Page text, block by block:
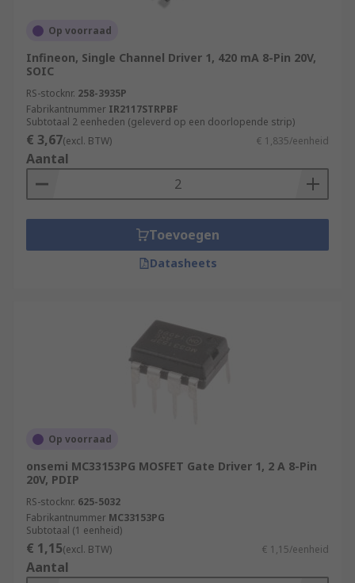
3 Phase Drivers : designed for pulse width
modulated (PWM) current control of 3-phase,
brushless DC motors.
Piezoelectric drivers
Piezoelectricity is the electricity that comes from
pressure and latent heat. Piezoelectric drivers (or
Piezo drivers) are gate drivers designed to
support piezo components. This includes optical
fibre, inkjet printers, microphones, speakers and
XY stages for micro scanning used in infrared
Op voorraad
Infineon, Single Channel Driver 1, 420 mA 8-Pin 20V,
SOIC
RS-stocknr. 258-3935P
Fabrikantnummer IR2117STRPBF
Subtotaal 2 eenheden (geleverd op een doorlopende strip)
€ 3,67(excl. BTW) € 1,835/eenheid
Aantal
Toevoegen
Datasheets
Op voorraad
onsemi MC33153PG MOSFET Gate Driver 1, 2 A 8-Pin
20V, PDIP
RS-stocknr. 625-5032
Fabrikantnummer MC33153PG
Subtotaal (1 eenheid)
€ 1,15(excl. BTW) € 1,15/eenheid
Aantal